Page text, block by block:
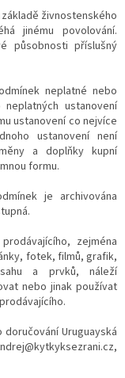
živnostenského
jinému povolování.
působnosti příslušný
neplatné nebo
ustanovení
ustanovení co nejvíce
ustanovení není
a doplňky kupní
formu.
je archivována
zejména
fotek, filmů, grafik,
a prvků, náleží
nebo jinak používat
doručováníUruguayská